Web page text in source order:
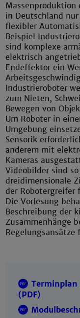
in Deutschland
flexibler
Beispiel
sind komplexe
elektrisch
Endeffektor ein
Industrieroboter
zum Nieten,
Bewegen von
Um Roboter in
Umgebung
Sensorik
anderem mit
Kameras
Videobilder sind
dreidimensionale
der Robotergreifer
Die Vorlesung
Beschreibung der
Zusammenhänge
(PDF)